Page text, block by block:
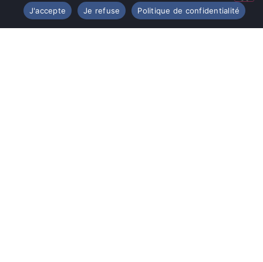
J'accepte
Je refuse Politique de confidentialité